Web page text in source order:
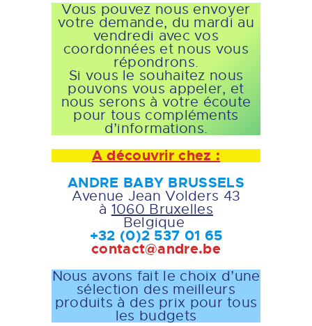
Vous pouvez nous envoyer
votre demande, du mardi au
vendredi avec vos
coordonnées et nous vous
répondrons.
Si vous le souhaitez nous
pouvons vous appeler, et
nous serons à votre écoute
pour tous compléments
d’informations.
A découvrir chez :
ANDRE BABY BRUSSELS
Avenue Jean Volders 43
à 1060 Bruxelles
Belgique
+32 (0)2 537 01 65
contact@andre.be
Nous avons fait le choix d’une
sélection des meilleurs
produits à des prix pour tous
les budgets